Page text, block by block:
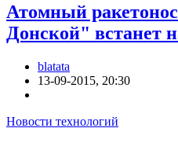
Атомный
Донской" встанет
blatata
13-09-2015, 20:30
Новости технологий